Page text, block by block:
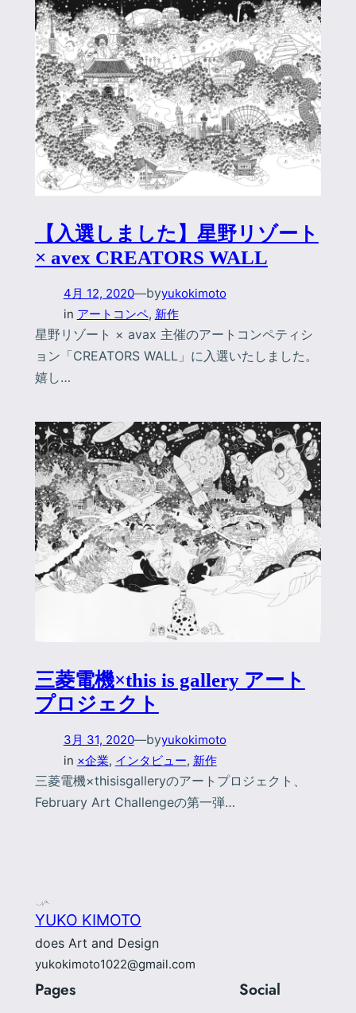
【入選しました】星野リゾート
× avex CREATORS WALL
4月 12, 2020—byyukokimoto
in アートコンペ, 新作
星野リゾート × avax 主催のアートコンペティシ
ョン「CREATORS WALL」に入選いたしました。
嬉し…
三菱電機×this is gallery アート
プロジェクト
3月 31, 2020—byyukokimoto
in ×企業, インタビュー, 新作
三菱電機×thisisgalleryのアートプロジェクト、
February Art Challengeの第一弾…
YUKO KIMOTO
does Art and Design
yukokimoto1022@gmail.com
Pages Social